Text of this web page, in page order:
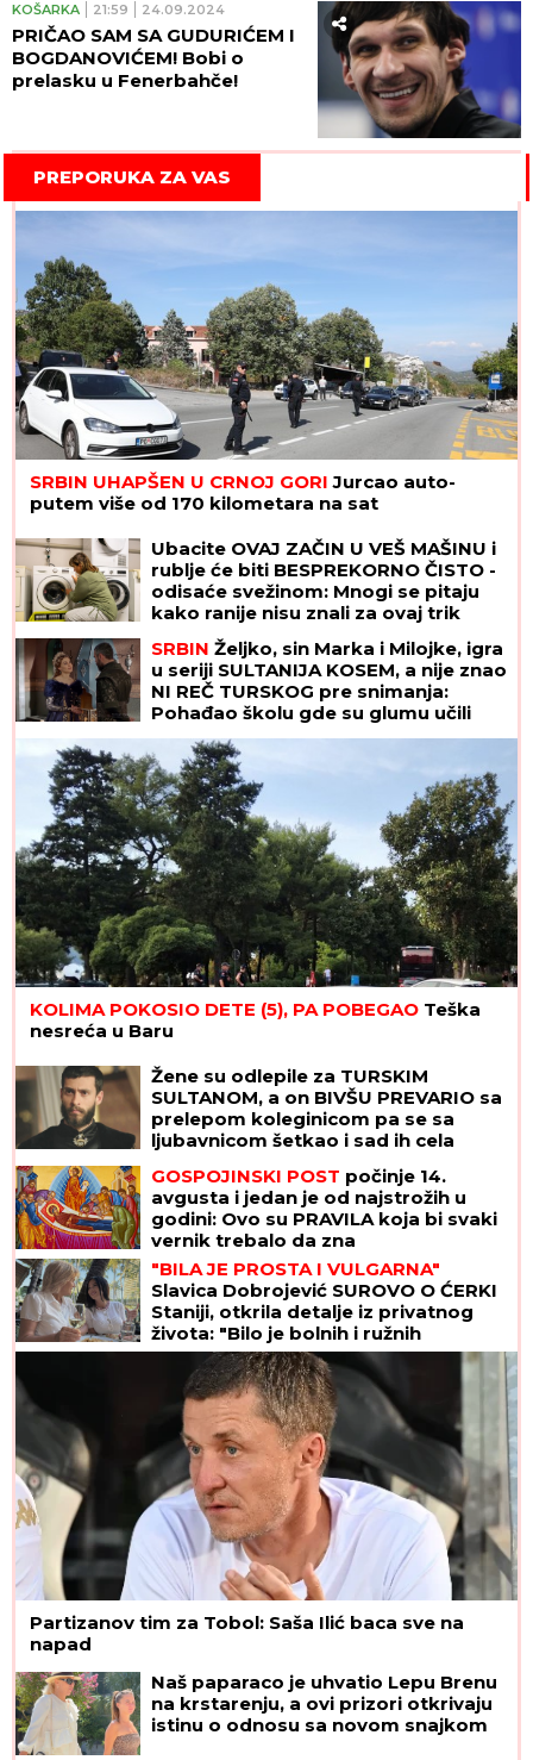
KOŠARKA 21:59 24.09.2024
PRIČAO SAM SA GUDURIĆEM I
BOGDANOVIĆEM! Bobi o
prelasku u Fenerbahče!
PREPORUKA ZA VAS
SRBIN UHAPŠEN U CRNOJ GORI Jurcao auto-
putem više od 170 kilometara na sat
Ubacite OVAJ ZAČIN U VEŠ MAŠINU i
rublje će biti BESPREKORNO ČISTO -
odisaće svežinom: Mnogi se pitaju
kako ranije nisu znali za ovaj trik
SRBIN Željko, sin Marka i Milojke, igra
u seriji SULTANIJA KOSEM, a nije znao
NI REČ TURSKOG pre snimanja:
Pohađao školu gde su glumu učili
Merilin Monro i Paćino, a evo kako su
ga Turci primetili
KOLIMA POKOSIO DETE (5), PA POBEGAO Teška
nesreća u Baru
Žene su odlepile za TURSKIM
SULTANOM, a on BIVŠU PREVARIO sa
prelepom koleginicom pa se sa
ljubavnicom šetkao i sad ih cela
Važio za mirnog momka, a onda su
počeli skandali
GOSPOJINSKI POST počinje 14.
avgusta i jedan je od najstrožih u
godini: Ovo su PRAVILA koja bi svaki
vernik trebalo da zna
"BILA JE PROSTA I VULGARNA"
Slavica Dobrojević SUROVO O ĆERKI
Staniji, otkrila detalje iz privatnog
života: "Bilo je bolnih i ružnih
trenutaka"
Partizanov tim za Tobol: Saša Ilić baca sve na
napad
Naš paparaco je uhvatio Lepu Brenu
na krstarenju, a ovi prizori otkrivaju
istinu o odnosu sa novom snajkom